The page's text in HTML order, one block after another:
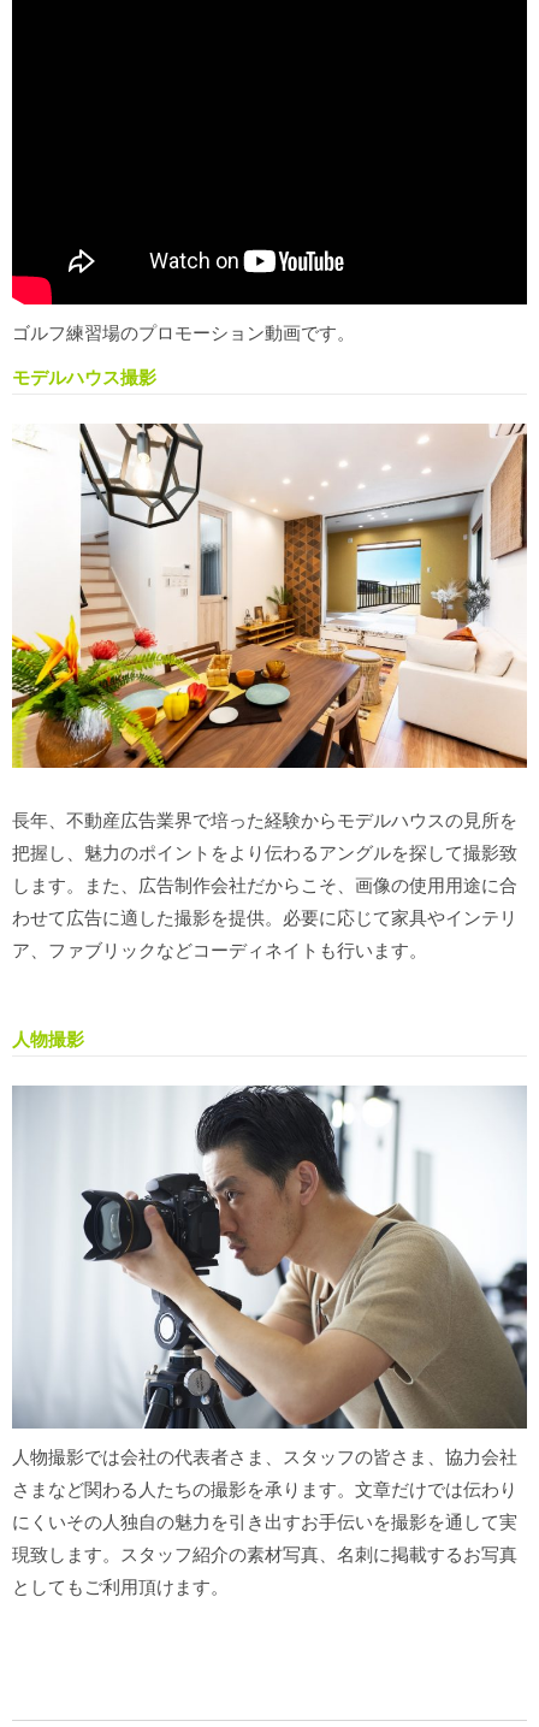
ゴルフ練習場のプロモーション動画です。
モデルハウス撮影
長年、不動産広告業界で培った経験からモデルハウスの見所を
把握し、魅力のポイントをより伝わるアングルを探して撮影致
します。また、広告制作会社だからこそ、画像の使用用途に合
わせて広告に適した撮影を提供。必要に応じて家具やインテリ
ア、ファブリックなどコーディネイトも行います。
人物撮影
人物撮影では会社の代表者さま、スタッフの皆さま、協力会社
さまなど関わる人たちの撮影を承ります。文章だけでは伝わり
にくいその人独自の魅力を引き出すお手伝いを撮影を通して実
現致します。スタッフ紹介の素材写真、名刺に掲載するお写真
としてもご利用頂けます。